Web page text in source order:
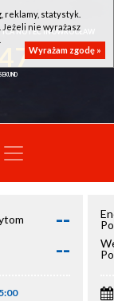
NOTEĆ INOWROCŁAW
46
--
--
reklamy, statystyk.
Jeżeli nie wyrażasz
Wyrażam zgodę »